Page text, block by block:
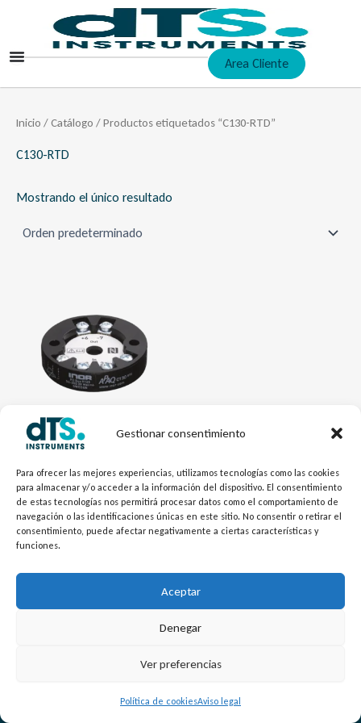
Gestionar consentimiento
Para ofrecer las mejores experiencias, utilizamos tecnologías como las cookies
para almacenar y/o acceder a la información del dispositivo. El consentimiento
de estas tecnologías nos permitirá procesar datos como el comportamiento de
navegación o las identificaciones únicas en este sitio. No consentir o retirar el
consentimiento, puede afectar negativamente a ciertas características y
funciones.
Aceptar
Denegar
Ver preferencias
Política de cookiesAviso legal
contenido
Area Cliente
Inicio /Catálogo / Productos etiquetados “C130-RTD”
C130-RTD
Mostrando el único resultado
Electrónica dTSTemp
Transmisor cabezal para
Pt100 y Pt1000 sin
aislamiento C130-RTD
L
i
n
u